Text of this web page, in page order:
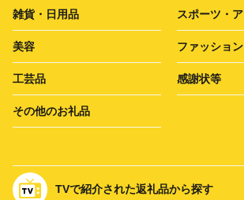
雑貨・日用品 スポーツ・
美容 ファッション
工芸品 感謝状等
その他のお礼品
TVで紹介された返礼品から探す